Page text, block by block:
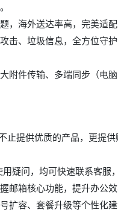
海外送达率高，完美适
、垃圾信息，全方位守
件传输、多端同步（电
提供优质的产品，更提
问，均可快速联系客服
箱核心功能，提升办公
容、套餐升级等个性化